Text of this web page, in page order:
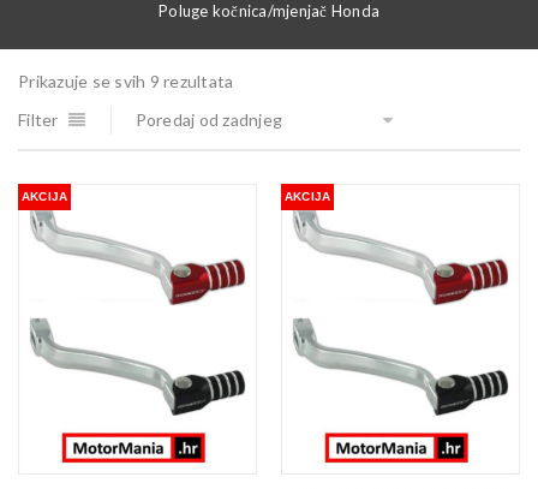
Poluge kočnica/mjenjač Honda
Prikazuje se svih 9 rezultata
Filter
Poredaj od zadnjeg
AKCIJA AKCIJA